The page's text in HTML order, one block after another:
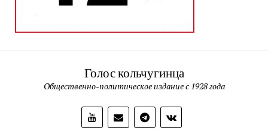
Голос кольчугинца
Общественно-политическое издание с 1928 года